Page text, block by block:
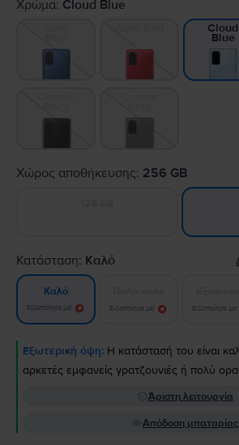
Χρώμα: Cloud Blue
Cloud
Blue
Χώρος αποθήκευσης: 256 GB
Κατάσταση: Καλό
Καλό
Ειδοποίησε με! Ειδοποίησε με! Ειδοποίησε με!
Εξωτερική όψη: Η κατάστασή του είναι
αρκετές εμφανείς γρατζουνιές ή πολύ
Άριστη λειτουργία
Απόδοση μπαταρίας